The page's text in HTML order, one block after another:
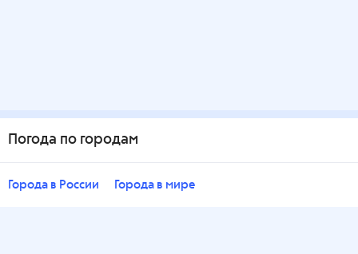
Погода по городам
Города в России Города в мире